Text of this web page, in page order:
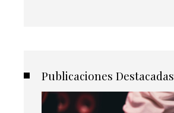
Publicaciones Destacadas